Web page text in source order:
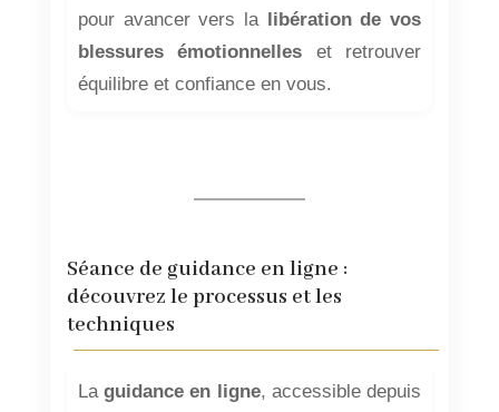
pour avancer vers la
libération de vos
blessures émotionnelles et retrouver
équilibre et confiance en vous.
Séance de guidance en ligne :
découvrez le processus et les
techniques
Laguidance en ligne, accessible depuis